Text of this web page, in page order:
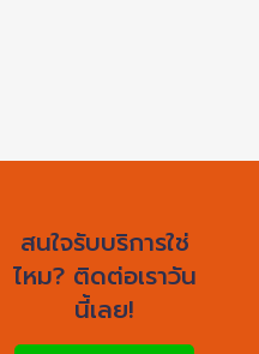
สนใจรับบริการใช่
ไหม? ติดต่อเราวัน
นี้เลย!